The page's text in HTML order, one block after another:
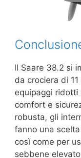
Il Saare 38.2 si
da crociera di
equipaggi ridotti
comfort e
robusta, gli
fanno una
così come per
sebbene